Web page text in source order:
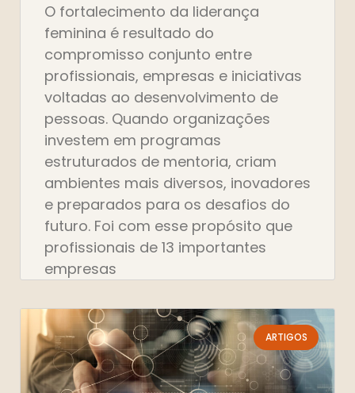
O fortalecimento da liderança
feminina é resultado do
compromisso conjunto entre
profissionais, empresas e iniciativas
voltadas ao desenvolvimento de
pessoas. Quando organizações
investem em programas
estruturados de mentoria, criam
ambientes mais diversos, inovadores
e preparados para os desafios do
futuro. Foi com esse propósito que
profissionais de 13 importantes
empresas
ARTIGOS